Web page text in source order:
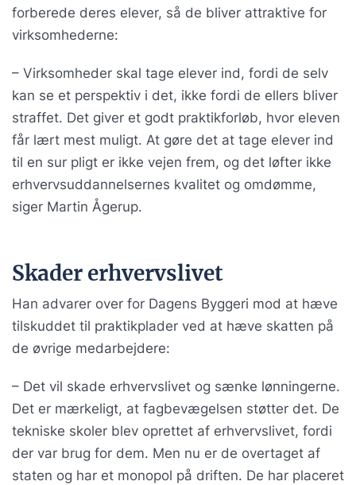
forberede deres elever, så de bliver attraktive for
virksomhederne:
– Virksomheder skal tage elever ind, fordi de selv
kan se et perspektiv i det, ikke fordi de ellers bliver
straffet. Det giver et godt praktikforløb, hvor eleven
får lært mest muligt. At gøre det at tage elever ind
til en sur pligt er ikke vejen frem, og det løfter ikke
erhvervsuddannelsernes kvalitet og omdømme,
siger Martin Ågerup.
Skader erhvervslivet
Han advarer over for Dagens Byggeri mod at hæve
tilskuddet til praktikplader ved at hæve skatten på
de øvrige medarbejdere:
– Det vil skade erhvervslivet og sænke lønningerne.
Det er mærkeligt, at fagbevægelsen støtter det. De
tekniske skoler blev oprettet af erhvervslivet, fordi
der var brug for dem. Men nu er de overtaget af
staten og har et monopol på driften. De har placeret